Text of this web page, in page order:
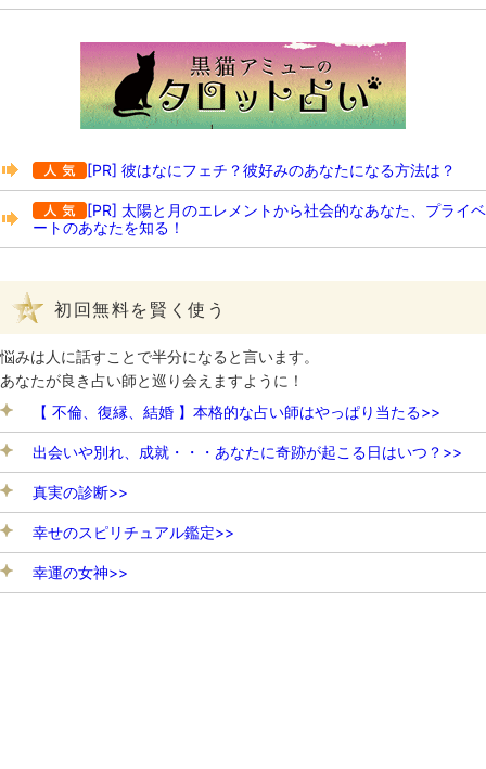
[PR] 彼はなにフェチ？彼好みのあなたになる方法は？
[PR] 太陽と月のエレメントから社会的なあなた、プライベ
ートのあなたを知る！
初回無料を賢く使う
悩みは人に話すことで半分になると言います。
あなたが良き占い師と巡り会えますように！
【 不倫、復縁、結婚 】本格的な占い師はやっぱり当たる>>
出会いや別れ、成就・・・あなたに奇跡が起こる日はいつ？>>
真実の診断>>
幸せのスピリチュアル鑑定>>
幸運の女神>>